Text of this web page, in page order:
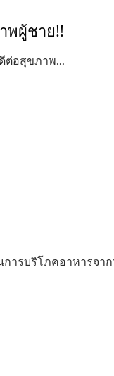
พผู้ชาย!!
ต่อสุขภาพ...
การบริโภคอาหา